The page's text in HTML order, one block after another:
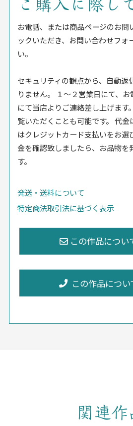
ご購入に際し
お電話、または商品ページのお問
ックいただき、お問い合わせフォ
い。
セキュリティの観点から、自動返
りません。 １〜２営業日にて、
にて当店よりご連絡差し上げます
覧いただくことも可能です。 代
はクレジットカード支払いをお選
金を確認致しましたら、お品物を
す。
発送・送料について
特定商法取引法に基づく表示
この作品につ
関連作